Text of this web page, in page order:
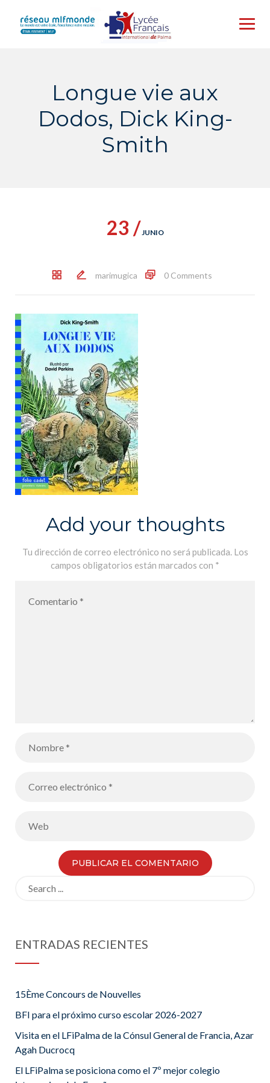
content
Longue vie aux
Dodos, Dick King-
Smith
23 /JUNIO
marimugica 0 Comments
Add your thoughts
Tu dirección de correo electrónico no será publicada. Los
campos obligatorios están marcados con *
ENTRADAS RECIENTES
15Ème Concours de Nouvelles
BFI para el próximo curso escolar 2026-2027
Visita en el LFiPalma de la Cónsul General de Francia, Azar
Agah Ducrocq
El LFiPalma se posiciona como el 7º mejor colegio